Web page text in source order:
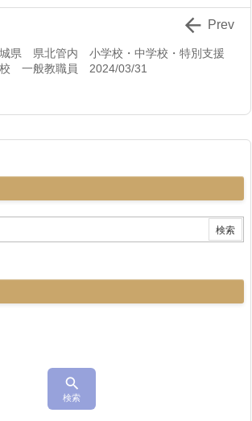
県 県北管内 小学校・中学校・特別支援
一般教職員 2024/03/31
 Prev

検索